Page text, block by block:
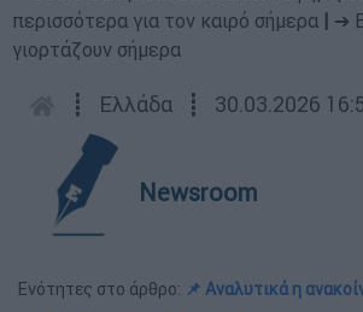
περισσότερα για τον καιρό σήμερα
➔
γιορτάζουν σήμερα
┋ Ελλάδα ┋ 30.03.2026
Newsroom
Ενότητες στο άρθρο: 📌 Αναλυτικά η